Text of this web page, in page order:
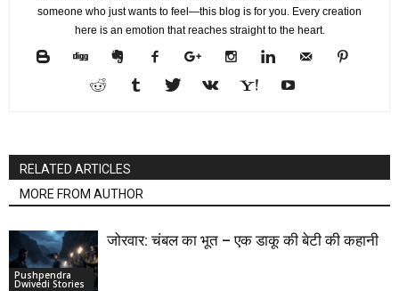
someone who just wants to feel—this blog is for you. Every creation
here is an emotion that reaches straight to the heart.
RELATED ARTICLES
MORE FROM AUTHOR
Pushpendra
Dwivedi Stories
जोरवार: चंबल का भूत – एक डाकू की बेटी की कहानी